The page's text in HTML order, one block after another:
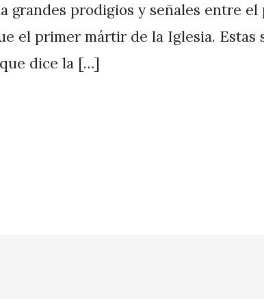
grandes prodigios y señales entre el
el primer mártir de la Iglesia. Estas
dice la […]